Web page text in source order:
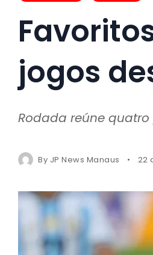
jogos
Rodada reúne
By JP News Manaus 22